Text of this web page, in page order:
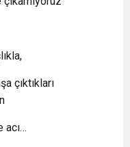
çıktıkları
acı…